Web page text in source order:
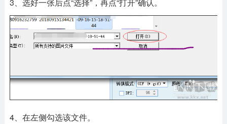
4、在左侧勾选该文件。